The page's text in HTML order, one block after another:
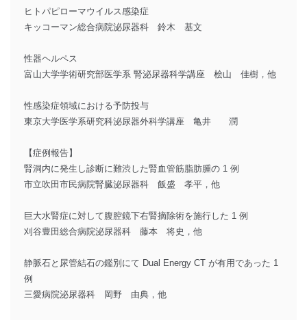
ヒトパピローマウイルス感染症
キッコーマン総合病院泌尿器科 鈴木 基文
性器ヘルペス
富山大学学術研究部医学系 腎泌尿器科学講座 桧山 佳樹，他
性感染症領域における予防投与
東京大学医学系研究科泌尿器外科学講座 亀井 潤
【症例報告】
腎洞内に発生し診断に難渋した腎血管筋脂肪腫の 1 例
市立吹田市民病院腎臓泌尿器科 飯盛 孝平，他
巨大水腎症に対して腹腔鏡下右腎摘除術を施行した 1 例
刈谷豊田総合病院泌尿器科 藤本 将史，他
静脈石と尿管結石の鑑別にて Dual Energy CT が有用であった 1
例
三愛病院泌尿器科 岡野 由典，他